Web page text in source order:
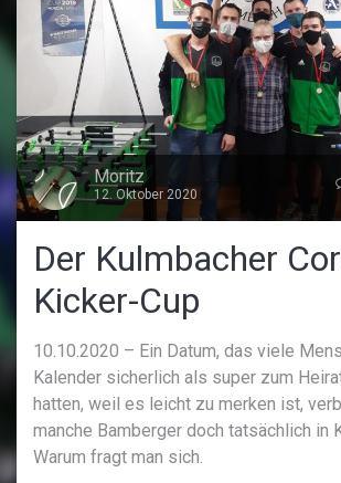
Moritz
12. Oktober 2020
Der Kulmbacher
Kicker-Cup
10.10.2020 – Ein Datum, das viele
Kalender sicherlich als super zum
hatten, weil es leicht zu merken ist,
manche Bamberger doch tatsächlich in
Warum fragt man sich.